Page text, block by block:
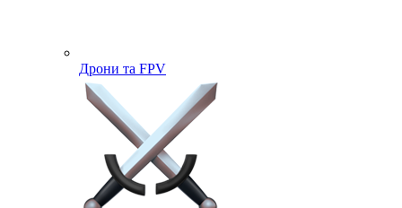
Дрони та FPV